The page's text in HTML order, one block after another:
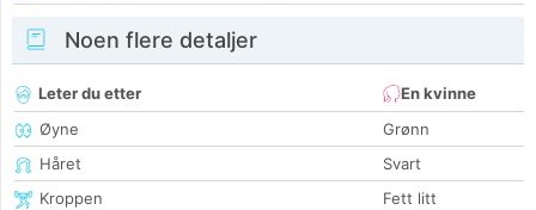
Noen flere detaljer
Leter du etter
En kvinne
Øyne
Grønn
Håret
Svart
Kroppen
Fett litt